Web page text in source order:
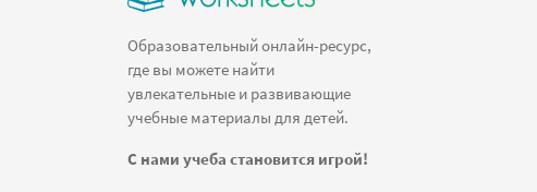
Образовательный онлайн-ресурс,
где вы можете найти
увлекательные и развивающие
учебные материалы для детей.
С нами учеба становится игрой!